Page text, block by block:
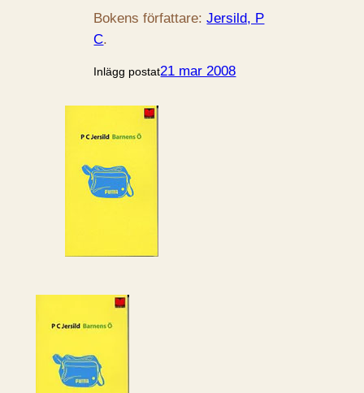
Bokens författare:Jersild, P
C.
Inlägg postat21 mar 2008